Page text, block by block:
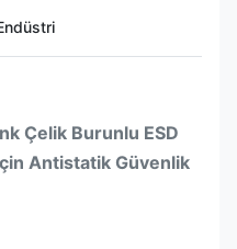
Çelik Burunlu ESD
Antistatik Güvenlik